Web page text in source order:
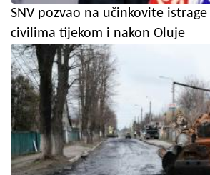
SNV pozvao na učinkovite
civilima tijekom i nakon Oluje